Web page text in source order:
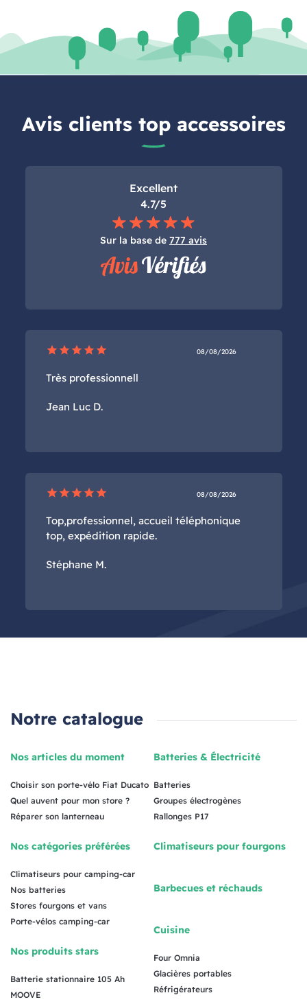
Avis clients top accessoires
Excellent
4.7/5
Sur la base de 777 avis
star star star star star 08/08/2026
Très professionnell
Jean Luc D.
star star star star star 08/08/2026
Top,professionnel, accueil téléphonique
top, expédition rapide.
Stéphane M.
Notre catalogue
Nos articles du moment
Choisir son porte-vélo Fiat Ducato
Quel auvent pour mon store ?
Réparer son lanterneau
Nos catégories préférées
Climatiseurs pour camping-car
Nos batteries
Stores fourgons et vans
Porte-vélos camping-car
Nos produits stars
Batterie stationnaire 105 Ah
MOOVE
Batteries & Électricité
Batteries
Groupes électrogènes
Rallonges P17
Climatiseurs pour fourgons
Barbecues et réchauds
Cuisine
Four Omnia
Glacières portables
Réfrigérateurs